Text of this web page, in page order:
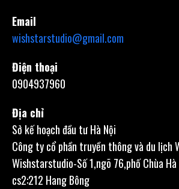
Email
wishstarstudio@gmail.com
Điện thoại
0904937960
Địa chỉ
Sở kế hoạch đầu tư Hà Nội
Công ty cổ phần truyền thông và du lịch
Wishstarstudio-Số 1,ngõ 76,phố Chùa Hà
cs2:212 Hang Bông